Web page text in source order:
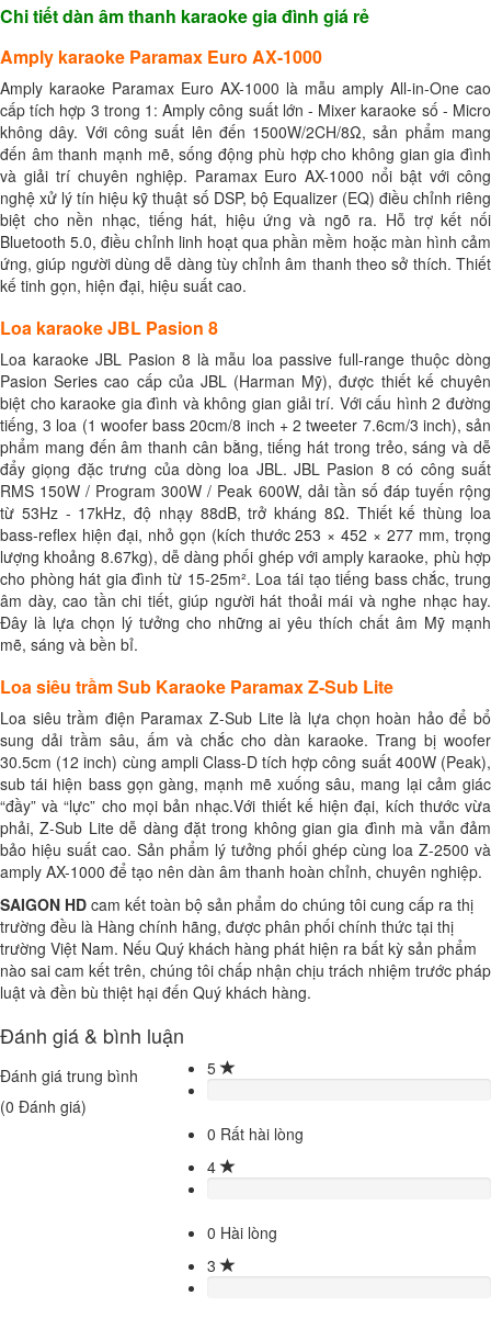
Chi tiết dàn âm thanh karaoke gia đình giá rẻ
Amply karaoke Paramax Euro AX-1000
Amply karaoke Paramax Euro AX-1000 là mẫu amply All-in-One cao
cấp tích hợp 3 trong 1: Amply công suất lớn - Mixer karaoke số - Micro
không dây. Với công suất lên đến 1500W/2CH/8Ω, sản phẩm mang
đến âm thanh mạnh mẽ, sống động phù hợp cho không gian gia đình
và giải trí chuyên nghiệp. Paramax Euro AX-1000 nổi bật với công
nghệ xử lý tín hiệu kỹ thuật số DSP, bộ Equalizer (EQ) điều chỉnh riêng
biệt cho nền nhạc, tiếng hát, hiệu ứng và ngõ ra. Hỗ trợ kết nối
Bluetooth 5.0, điều chỉnh linh hoạt qua phần mềm hoặc màn hình cảm
ứng, giúp người dùng dễ dàng tùy chỉnh âm thanh theo sở thích. Thiết
kế tinh gọn, hiện đại, hiệu suất cao.
Loa karaoke JBL Pasion 8
Loa karaoke JBL Pasion 8 là mẫu loa passive full-range thuộc dòng
Pasion Series cao cấp của JBL (Harman Mỹ), được thiết kế chuyên
biệt cho karaoke gia đình và không gian giải trí. Với cấu hình 2 đường
tiếng, 3 loa (1 woofer bass 20cm/8 inch + 2 tweeter 7.6cm/3 inch), sản
phẩm mang đến âm thanh cân bằng, tiếng hát trong trẻo, sáng và dễ
đẩy giọng đặc trưng của dòng loa JBL. JBL Pasion 8 có công suất
RMS 150W / Program 300W / Peak 600W, dải tần số đáp tuyến rộng
từ 53Hz - 17kHz, độ nhạy 88dB, trở kháng 8Ω. Thiết kế thùng loa
bass-reflex hiện đại, nhỏ gọn (kích thước 253 × 452 × 277 mm, trọng
lượng khoảng 8.67kg), dễ dàng phối ghép với amply karaoke, phù hợp
cho phòng hát gia đình từ 15-25m². Loa tái tạo tiếng bass chắc, trung
âm dày, cao tần chi tiết, giúp người hát thoải mái và nghe nhạc hay.
Đây là lựa chọn lý tưởng cho những ai yêu thích chất âm Mỹ mạnh
mẽ, sáng và bền bỉ.
Loa siêu trầm Sub Karaoke Paramax Z-Sub Lite
Loa siêu trầm điện Paramax Z-Sub Lite là lựa chọn hoàn hảo để bổ
sung dải trầm sâu, ấm và chắc cho dàn karaoke. Trang bị woofer
30.5cm (12 inch) cùng ampli Class-D tích hợp công suất 400W (Peak),
sub tái hiện bass gọn gàng, mạnh mẽ xuống sâu, mang lại cảm giác
“đầy” và “lực” cho mọi bản nhạc.Với thiết kế hiện đại, kích thước vừa
phải, Z-Sub Lite dễ dàng đặt trong không gian gia đình mà vẫn đảm
bảo hiệu suất cao. Sản phẩm lý tưởng phối ghép cùng loa Z-2500 và
amply AX-1000 để tạo nên dàn âm thanh hoàn chỉnh, chuyên nghiệp.
SAIGON HD cam kết toàn bộ sản phẩm do chúng tôi cung cấp ra thị
trường đều là Hàng chính hãng, được phân phối chính thức tại thị
trường Việt Nam. Nếu Quý khách hàng phát hiện ra bất kỳ sản phẩm
nào sai cam kết trên, chúng tôi chấp nhận chịu trách nhiệm trước pháp
luật và đền bù thiệt hại đến Quý khách hàng.
Đánh giá & bình luận
Đánh giá trung bình
(0 Đánh giá)
5
0 Rất hài lòng
4
0 Hài lòng
3